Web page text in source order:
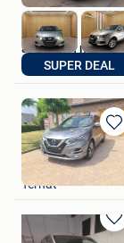
SUPER DEAL
autos van
Putte
in
Mijn
Koen De Leeuw
Ternat